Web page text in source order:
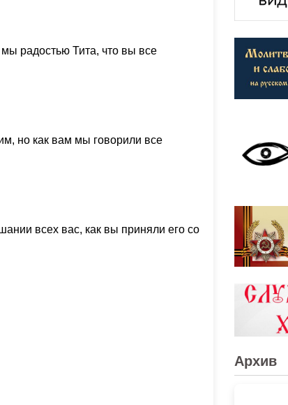
радостью Тита, что вы все
но как вам мы говорили все
всех вас, как вы приняли его со
Архив